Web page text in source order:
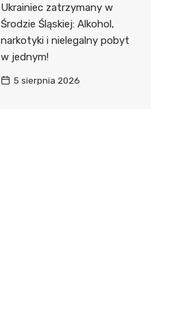
Ukrainiec zatrzymany w
Środzie Śląskiej: Alkohol,
narkotyki i nielegalny pobyt
w jednym!
5 sierpnia 2026